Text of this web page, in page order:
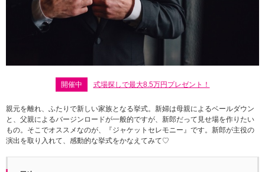
開催中 式場探しで最大8.5万円プレゼント！
親元を離れ、ふたりで新しい家族となる挙式。新婦は母親によるベールダウン
と、父親によるバージンロードが一般的ですが、新郎だって見せ場を作りたい
もの。そこでオススメなのが、『ジャケットセレモニー』です。新郎が主役の
演出を取り入れて、感動的な挙式をかなえてみて♡